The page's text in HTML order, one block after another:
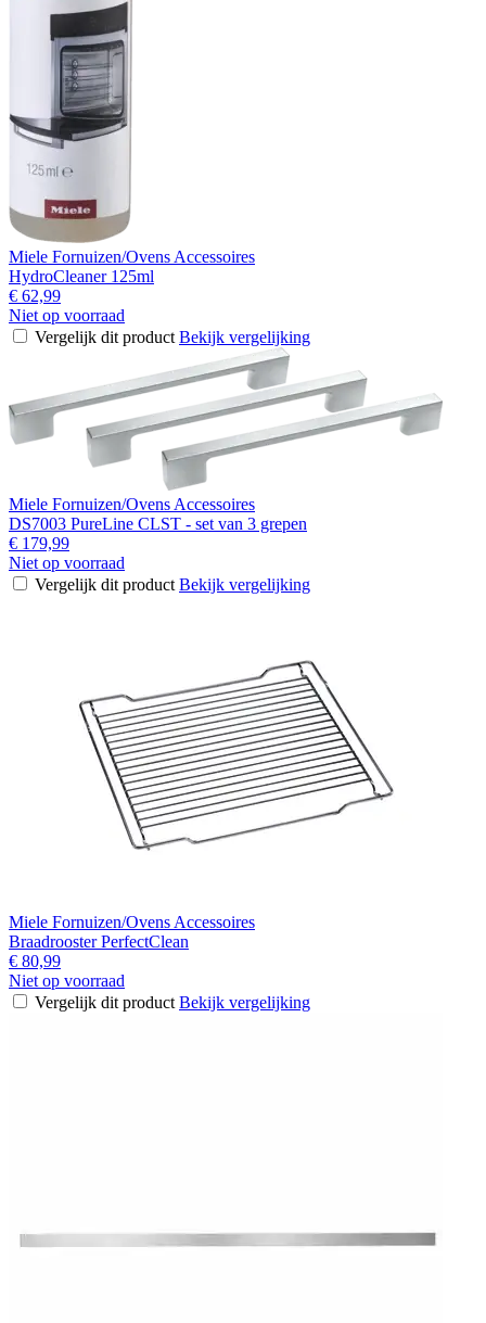
Miele Fornuizen/Ovens Accessoires
HydroCleaner 125ml
€ 62,99
Niet op voorraad
Vergelijk dit product Bekijk vergelijking
Miele Fornuizen/Ovens Accessoires
DS7003 PureLine CLST - set van 3 grepen
€ 179,99
Niet op voorraad
Vergelijk dit product Bekijk vergelijking
Miele Fornuizen/Ovens Accessoires
Braadrooster PerfectClean
€ 80,99
Niet op voorraad
Vergelijk dit product Bekijk vergelijking